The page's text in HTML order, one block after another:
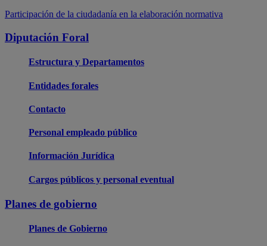
Participación de la ciudadanía en la elaboración normativa
Diputación Foral
Estructura y Departamentos
Entidades forales
Contacto
Personal empleado público
Información Jurídica
Cargos públicos y personal eventual
Planes de gobierno
Planes de Gobierno